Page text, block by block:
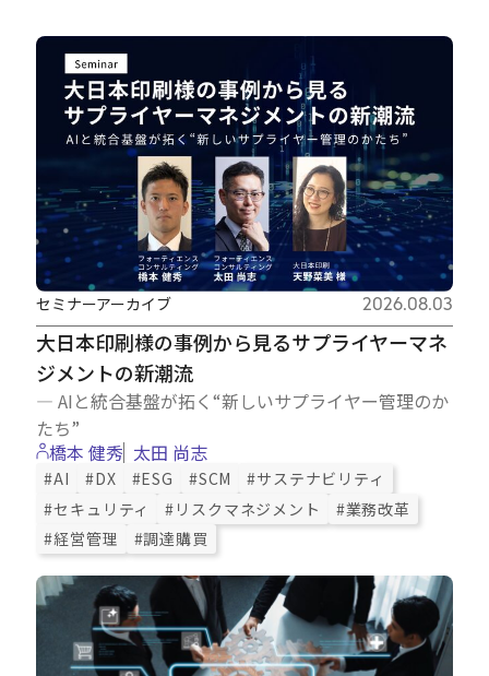
大日本印刷様の事例から見るサプライヤーマネ
ジメントの新潮流
― AIと統合基盤が拓く“新しいサプライヤー管理のか
たち”
セミナーアーカイブ 2026.08.03
橋本 健秀 太田 尚志
#AI #DX #ESG #SCM
#サステナビリティ
#セキュリティ
#リスクマネジメント
#業務改革
#経営管理
#調達購買